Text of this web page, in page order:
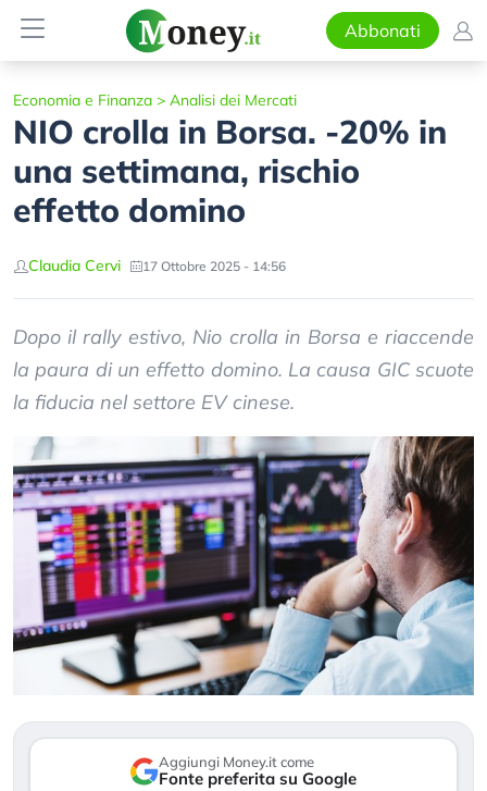
Abbonati
Economia e Finanza > Analisi dei Mercati
NIO crolla in Borsa. -20% in
una settimana, rischio
effetto domino
Claudia Cervi 17 Ottobre 2025 - 14:56
Dopo il rally estivo, Nio crolla in Borsa e riaccende
la paura di un effetto domino. La causa GIC scuote
la fiducia nel settore EV cinese.
Aggiungi Money.it come
Fonte preferita su Google